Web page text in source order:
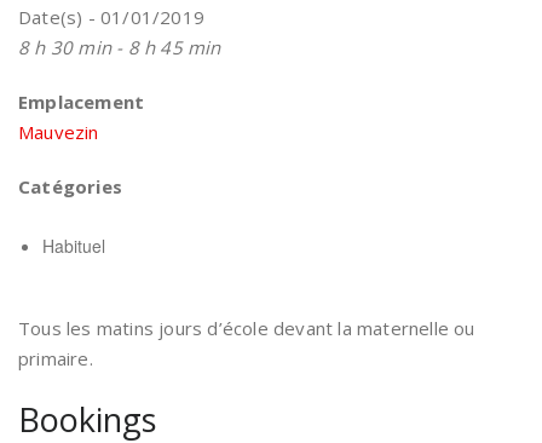
Date(s) - 01/01/2019
8 h 30 min - 8 h 45 min
Emplacement
Mauvezin
Catégories
Habituel
Tous les matins jours d’école devant la maternelle ou
primaire.
Bookings